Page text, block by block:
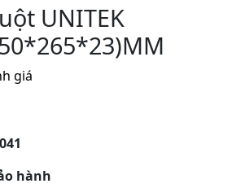
UNITEK
giá
hành